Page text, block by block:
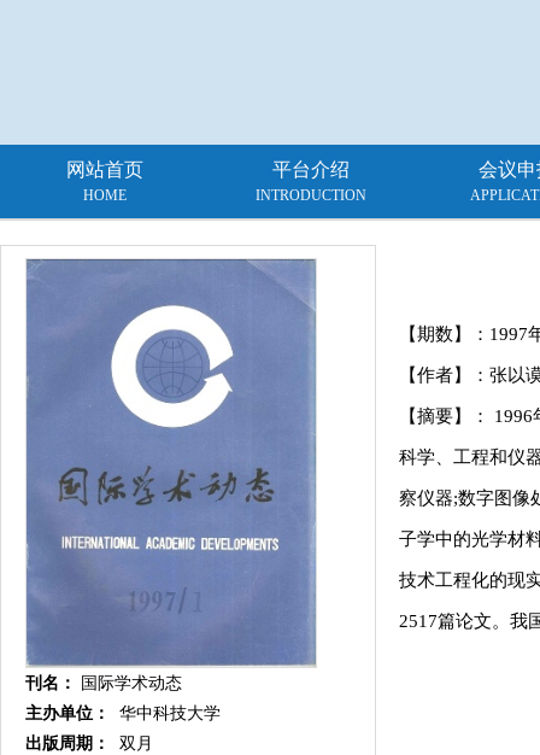
网站首页
HOME
平台介绍
INTRODUCTION
会议申
刊名：
国际学术动态
主办单位：
华中科技大学
出版周期：
双月
【期数】： 1997
【作者】：张以
【摘要】：
科学、工程和仪
察仪器;数字图像
子学中的光学材
技术工程化的现
2517篇论文。我